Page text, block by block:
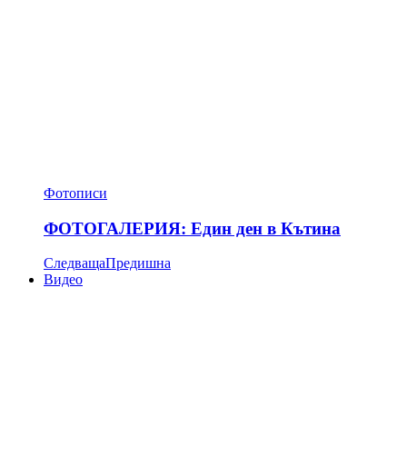
Фотописи
ФОТОГАЛЕРИЯ: Един ден в Кътина
СледващаПредишна
Видео